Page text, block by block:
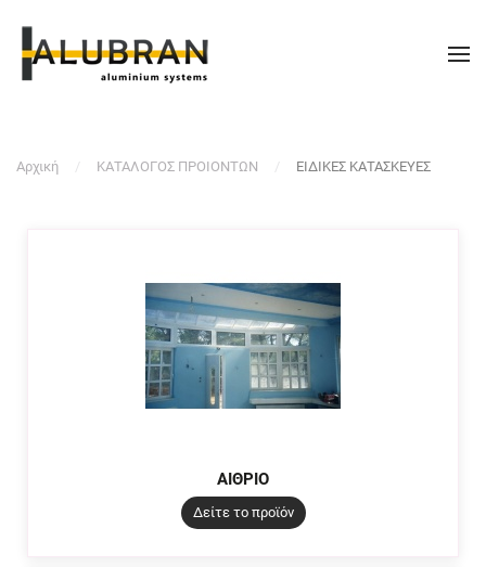
Αρχική ΚΑΤΑΛΟΓΟΣ ΠΡΟΙΟΝΤΩΝ ΕΙΔΙΚΕΣ ΚΑΤΑΣΚΕΥΕΣ
ΑΙΘΡΙΟ
Δείτε το προϊόν